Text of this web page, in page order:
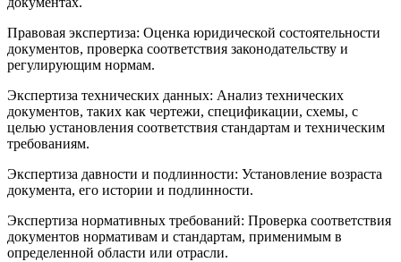
Правовая экспертиза: Оценка юридической состоятельности
документов, проверка соответствия законодательству и
регулирующим нормам.
Экспертиза технических данных: Анализ технических
документов, таких как чертежи, спецификации, схемы, с
целью установления соответствия стандартам и техническим
требованиям.
Экспертиза давности и подлинности: Установление возраста
документа, его истории и подлинности.
Экспертиза нормативных требований: Проверка соответствия
документов нормативам и стандартам, применимым в
определенной области или отрасли.